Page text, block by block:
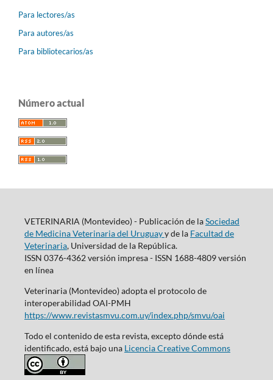
Para lectores/as
Para autores/as
Para bibliotecarios/as
Número actual
VETERINARIA (Montevideo) - Publicación de laSociedad
de Medicina Veterinaria del Uruguayy de la Facultad de
Veterinaria, Universidad de la República.
ISSN 0376-4362 versión impresa - ISSN 1688-4809 versión
en línea
Veterinaria (Montevideo) adopta el protocolo de
interoperabilidad OAI-PMH
https://www.revistasmvu.com.uy/index.php/smvu/oai
Todo el contenido de esta revista, excepto dónde está
identificado, está bajo una Licencia Creative Commons